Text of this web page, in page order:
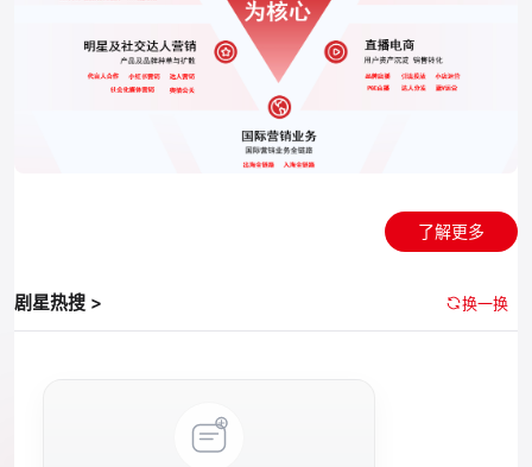
了解更多
剧星热搜 > 换一换